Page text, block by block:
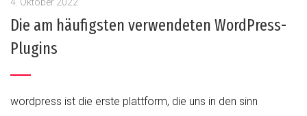
4. Oktober 2022
Die am häufigsten verwendeten WordPress-
Plugins
wordpress ist die erste plattform, die uns in den sinn